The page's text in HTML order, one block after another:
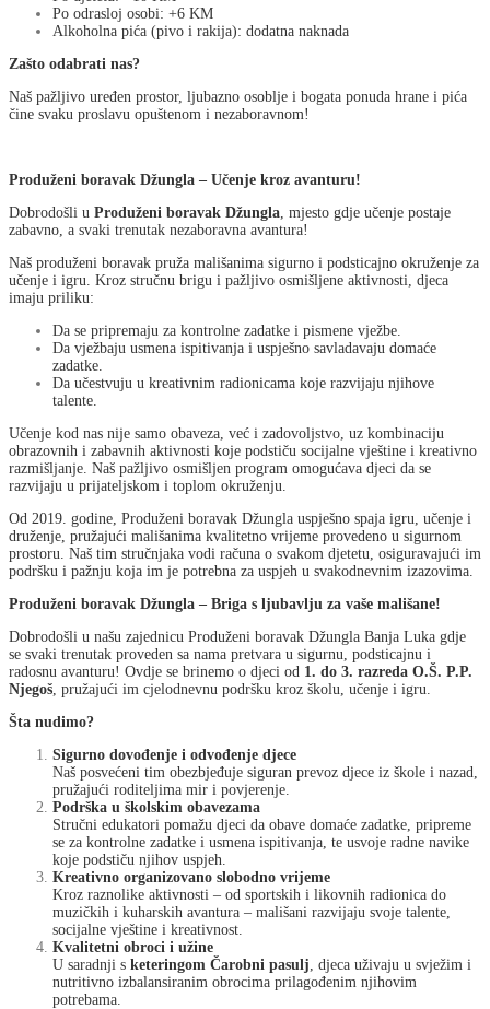
Po odrasloj osobi: +6 KM
Alkoholna pića (pivo i rakija): dodatna naknada
Zašto odabrati nas?
Naš pažljivo uređen prostor, ljubazno osoblje i bogata ponuda hrane i pića
čine svaku proslavu opuštenom i nezaboravnom!
Produženi boravak Džungla – Učenje kroz avanturu!
Dobrodošli u Produženi boravak Džungla , mjesto gdje učenje postaje
zabavno, a svaki trenutak nezaboravna avantura!
Naš produženi boravak pruža mališanima sigurno i podsticajno okruženje za
učenje i igru. Kroz stručnu brigu i pažljivo osmišljene aktivnosti, djeca
imaju priliku:
Da se pripremaju za kontrolne zadatke i pismene vježbe.
Da vježbaju usmena ispitivanja i uspješno savladavaju domaće
zadatke.
Da učestvuju u kreativnim radionicama koje razvijaju njihove
talente.
Učenje kod nas nije samo obaveza, već i zadovoljstvo, uz kombinaciju
obrazovnih i zabavnih aktivnosti koje podstiču socijalne vještine i kreativno
razmišljanje. Naš pažljivo osmišljen program omogućava djeci da se
razvijaju u prijateljskom i toplom okruženju.
Od 2019. godine, Produženi boravak Džungla uspješno spaja igru, učenje i
druženje, pružajući mališanima kvalitetno vrijeme provedeno u sigurnom
prostoru. Naš tim stručnjaka vodi računa o svakom djetetu, osiguravajući im
podršku i pažnju koja im je potrebna za uspjeh u svakodnevnim izazovima.
Produženi boravak Džungla – Briga s ljubavlju za vaše mališane!
Dobrodošli u našu zajednicu Produženi boravak Džungla Banja Luka gdje
se svaki trenutak proveden sa nama pretvara u sigurnu, podsticajnu i
radosnu avanturu! Ovdje se brinemo o djeci od 1. do 3. razreda O.Š. P.P.
Njegoš , pružajući im cjelodnevnu podršku kroz školu, učenje i igru.
Šta nudimo?
Sigurno dovođenje i odvođenje djece
Naš posvećeni tim obezbjeđuje siguran prevoz djece iz škole i nazad,
pružajući roditeljima mir i povjerenje.
Podrška u školskim obavezama
Stručni edukatori pomažu djeci da obave domaće zadatke, pripreme
se za kontrolne zadatke i usmena ispitivanja, te usvoje radne navike
koje podstiču njihov uspjeh.
Kreativno organizovano slobodno vrijeme
Kroz raznolike aktivnosti – od sportskih i likovnih radionica do
muzičkih i kuharskih avantura – mališani razvijaju svoje talente,
socijalne vještine i kreativnost.
Kvalitetni obroci i užine
U saradnji s keteringom Čarobni pasulj , djeca uživaju u svježim i
nutritivno izbalansiranim obrocima prilagođenim njihovim
potrebama.